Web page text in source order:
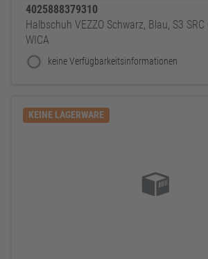
4025888379310
Halbschuh VEZZO Schwarz, Blau, S3 SRC
WICA
keine Verfügbarkeitsinformationen
KEINE LAGERWARE